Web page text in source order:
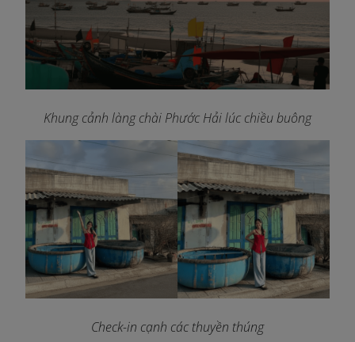
Khung cảnh làng chài Phước Hải lúc chiều buông
Check-in cạnh các thuyền thúng